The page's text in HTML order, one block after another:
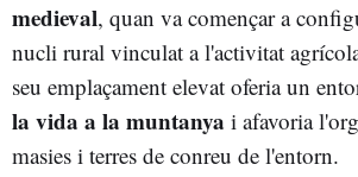
medieval, quan va començar a
nucli rural vinculat a l'activitat
seu emplaçament elevat oferia un
la vida a la muntanya i afavoria
masies i terres de conreu de l'entorn.